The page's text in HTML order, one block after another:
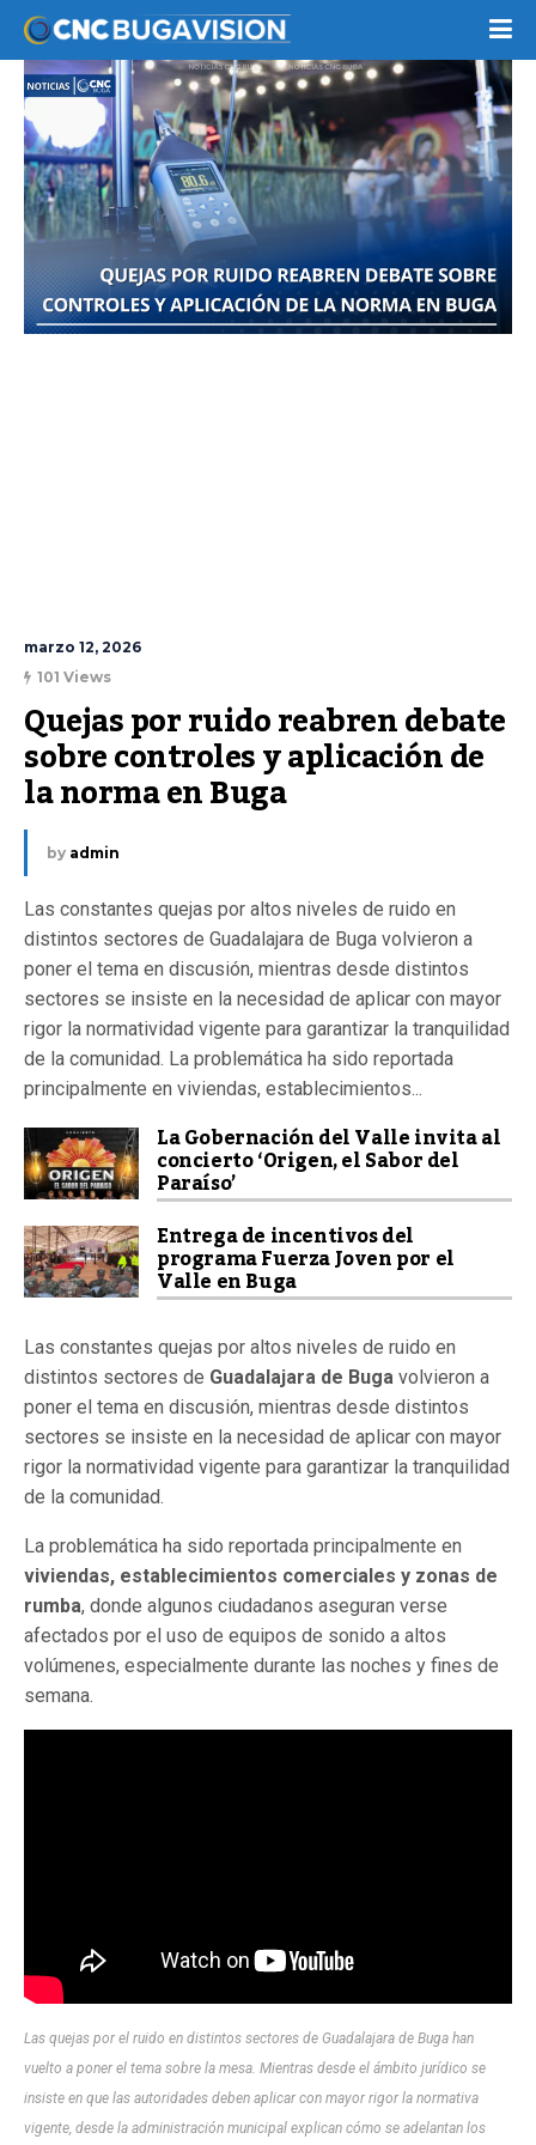
marzo 12, 2026
101 Views
Quejas por ruido reabren debate
sobre controles y aplicación de
la norma en Buga
by admin
Las constantes quejas por altos niveles de ruido en
distintos sectores de Guadalajara de Buga volvieron a
poner el tema en discusión, mientras desde distintos
sectores se insiste en la necesidad de aplicar con mayor
rigor la normatividad vigente para garantizar la tranquilidad
de la comunidad. La problemática ha sido reportada
principalmente en viviendas, establecimientos...
La Gobernación del Valle invita al
concierto ‘Origen, el Sabor del
Paraíso’
Entrega de incentivos del
programa Fuerza Joven por el
Valle en Buga
Las constantes quejas por altos niveles de ruido en
distintos sectores de Guadalajara de Buga volvieron a
poner el tema en discusión, mientras desde distintos
sectores se insiste en la necesidad de aplicar con mayor
rigor la normatividad vigente para garantizar la tranquilidad
de la comunidad.
La problemática ha sido reportada principalmente en
viviendas, establecimientos comerciales y zonas de
rumba, donde algunos ciudadanos aseguran verse
afectados por el uso de equipos de sonido a altos
volúmenes, especialmente durante las noches y fines de
semana.
Las quejas por el ruido en distintos sectores de Guadalajara de Buga han
vuelto a poner el tema sobre la mesa. Mientras desde el ámbito jurídico se
insiste en que las autoridades deben aplicar con mayor rigor la normativa
vigente, desde la administración municipal explican cómo se adelantan los